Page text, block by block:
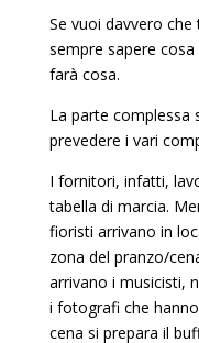
Se vuoi davvero
sempre sapere
farà cosa.
La parte complessa
prevedere i vari
I fornitori, infatti,
tabella di marcia.
fioristi arrivano in
zona del pranzo/
arrivano i musicisti,
i fotografi che
cena si prepara il